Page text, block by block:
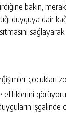
bakın,
duyguya dair
sağlayarak
çocukları
işgalinde